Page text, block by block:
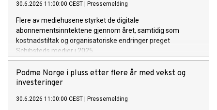
30.6.2026 11:00:00 CEST Pressemelding
Flere av mediehusene styrket de digitale
abonnementsinntektene gjennom året, samtidig som
kostnadstiltak og organisatoriske endringer preget
Schibsteds medier i 2025.
Podme Norge i pluss etter flere år med vekst og
investeringer
30.6.2026 11:00:00 CEST Pressemelding